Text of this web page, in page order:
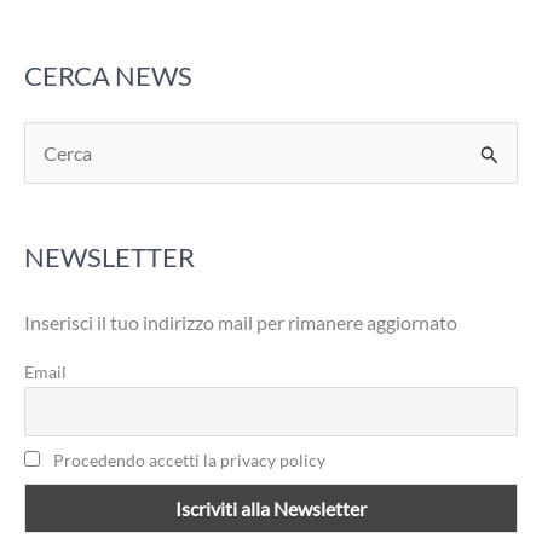
CERCA NEWS
e
c
:
NEWSLETTER
Inserisci il tuo indirizzo mail per rimanere aggiornato
Email
Procedendo accetti la privacy policy